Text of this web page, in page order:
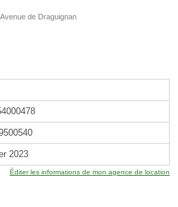
de Draguignan
2023
Éditer les informations de mon agence de location